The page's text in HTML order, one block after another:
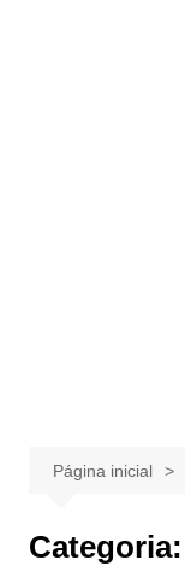
Página inicial
Categoria: